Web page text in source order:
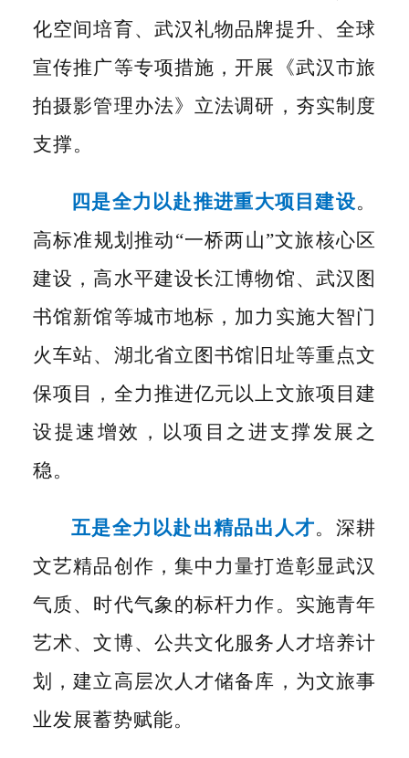
化空间培育、武汉礼物品牌提升、全球
宣传推广等专项措施，开展《武汉市旅
拍摄影管理办法》立法调研，夯实制度
支撑。
四是全力以赴推进重大项目建设。
高标准规划推动“一桥两山”文旅核心区
建设，高水平建设长江博物馆、武汉图
书馆新馆等城市地标，加力实施大智门
火车站、湖北省立图书馆旧址等重点文
保项目，全力推进亿元以上文旅项目建
设提速增效，以项目之进支撑发展之
稳。
五是全力以赴出精品出人才。深耕
文艺精品创作，集中力量打造彰显武汉
气质、时代气象的标杆力作。实施青年
艺术、文博、公共文化服务人才培养计
划，建立高层次人才储备库，为文旅事
业发展蓄势赋能。